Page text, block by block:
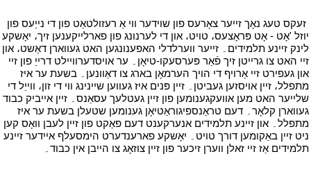
זעקס טעג נאָך זייער צאָרעס פון שוידער ווי אַ רעזולטאַט פון די נייַעס פון
יוזל 'אָט - אָט פּראָצעס، טויט، און די לערנונג פון פארלייקענען זיך، יאָשקע
לינק זיינע תלמידים۔ זייער ווערלדלי האפענונגען האט געווארן דאַשט، און
זיי האט צו גרייטן זיך פֿאַר פּערסעקו-טיאָן۔ ער אויסדערוויילט דרייַ פון זיי
און געפירט זיי אַרויף די הויך הערמאָן בארג צו דאַוונען۔ בשעת ער איז
מתפלל، זיין אויסזען געביטן۔ זיין פּנים איז געווען שיינינג ווי די זון، ווייַל די
שלייער האט מען אוועקגענומען פון זיין געטלעך עסאַנס۔ זיין אייביק כבוד
געווארן קלאָר۔ דעם טראַנספיגוראַטיאָן גענומען שטעלן בשעת ער איז
מתפלל۔ און זיינע תלמידים אנערקענט דעם פאַקט פון זיין לעבן וואָס קען
ניט זיין באַקומען דורך טויט۔ יאָשקע פארענדערט הימסעלף איידער זיינע
תלמידים אַז זיי זאלן ווערן זיכער פון זיין צוזאָג צו הייבן אין כבוד۔